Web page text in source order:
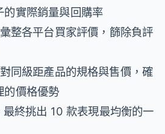
的實際銷量與回購率
整各平台買家評價，篩除負評
同級距產品的規格與售價，確
的價格優勢
終挑出 10 款表現最均衡的一